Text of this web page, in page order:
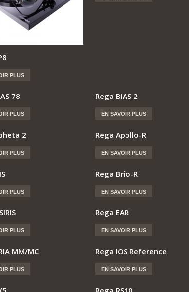
PLUS
78
PLUS
Rega BIAS 2
EN SAVOIR PLUS
2
PLUS
Rega Apollo-R
EN SAVOIR PLUS
PLUS
Rega Brio-R
EN SAVOIR PLUS
PLUS
Rega EAR
EN SAVOIR PLUS
MM/MC
PLUS
Rega IOS Reference
EN SAVOIR PLUS
Rega RS10